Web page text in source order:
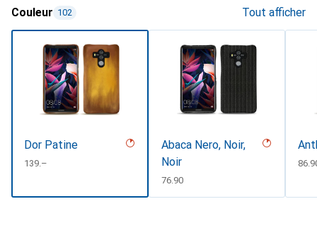
Couleur 102 Tout afficher
Dor Patine
CHF
139.–
Abaca Nero, Noir,
Noir
CHF
76.90
CHF